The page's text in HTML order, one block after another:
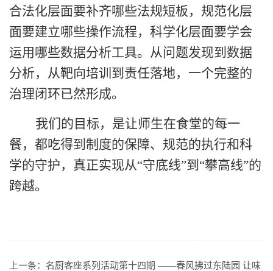
合法化层面要补齐哪些法规短板，规范化层
面要建立哪些操作流程，科学化层面要学会
运用哪些数据分析工具。从问题发现到数据
分析，从靶向培训到责任落地，一个完整的
治理闭环已然形成。
我们的目标，是让师生在食堂的每一
餐，都吃得到制度的保障、规范的执行和科
学的守护，真正实现从“守底线”到“攀高线”的
跨越。
上一条： 名厨客座系列活动第十四期 ——春风拂过东陆园 让味